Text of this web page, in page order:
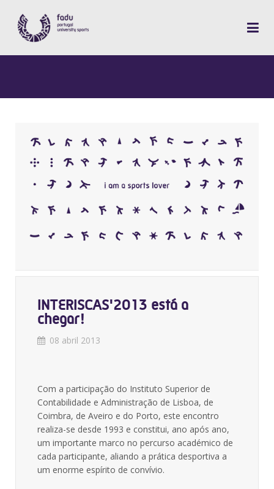
INTERISCAS'2013 está a
chegar!
08 abril 2013
Com a participação do Instituto Superior de
Contabilidade e Administração de Lisboa, de
Coimbra, de Aveiro e do Porto, este encontro
realiza-se desde 1993 e constitui, ano após ano,
um importante marco no percurso académico de
cada participante, aliando a prática desportiva a
um enorme espírito de convívio.